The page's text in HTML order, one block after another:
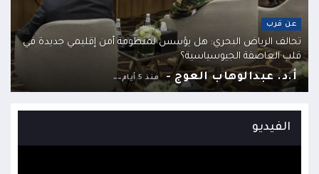
عن قرب
تحالف الرياض البحري: هل يؤسس لمنظومة أمن إقليمي جديدة في
قلب العاصفة الجيوسياسية؟
أ.د. عبدالوهاب العوج - منذ 5 أيام
الفيديو